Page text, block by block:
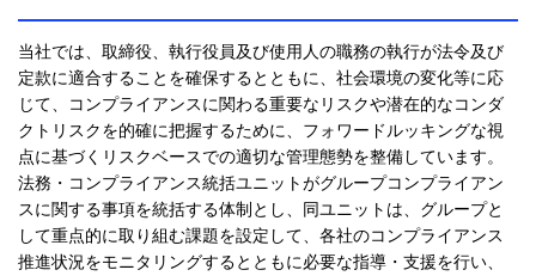
当社では、取締役、執行役員及び使用人の職務の執行が法令及び
定款に適合することを確保するとともに、社会環境の変化等に応
じて、コンプライアンスに関わる重要なリスクや潜在的なコンダ
クトリスクを的確に把握するために、フォワードルッキングな視
点に基づくリスクベースでの適切な管理態勢を整備しています。
法務・コンプライアンス統括ユニットがグループコンプライアン
スに関する事項を統括する体制とし、同ユニットは、グループと
して重点的に取り組む課題を設定して、各社のコンプライアンス
推進状況をモニタリングするとともに必要な指導・支援を行い、